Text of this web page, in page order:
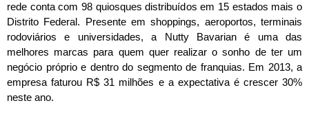
rede conta com 98 quiosques distribuídos em 15 estados mais o
Distrito Federal. Presente em shoppings, aeroportos, terminais
rodoviários e universidades, a Nutty Bavarian é uma das
melhores marcas para quem quer realizar o sonho de ter um
negócio próprio e dentro do segmento de franquias. Em 2013, a
empresa faturou R$ 31 milhões e a expectativa é crescer 30%
neste ano.